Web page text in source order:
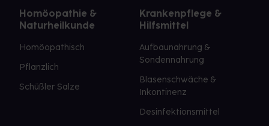
Homöopathie &
Naturheilkunde
Homöopathisch
Pflanzlich
Schüßler Salze
Krankenpflege &
Hilfsmittel
Aufbaunahrung &
Sondennahrung
Blasenschwäche &
Inkontinenz
Desinfektionsmittel